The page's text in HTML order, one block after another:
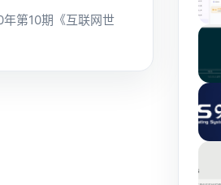
第10期《互联网世